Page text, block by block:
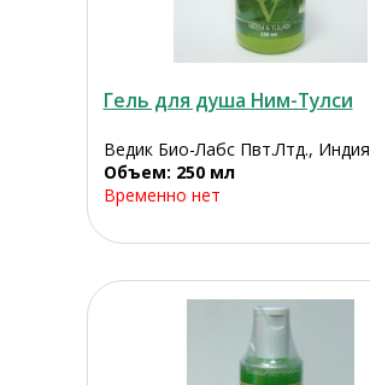
Гель для душа Ним-Тулси
Ведик Био-Лабс Пвт.Лтд., Индия
Объем: 250 мл
Временно нет